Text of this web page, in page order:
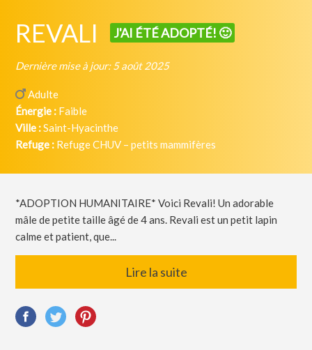
REVALI J'AI ÉTÉ ADOPTÉ! 🙂
Dernière mise à jour: 5 août 2025
Adulte
Énergie : Faible
Ville :Saint-Hyacinthe
Refuge : Refuge CHUV – petits mammifères
*ADOPTION HUMANITAIRE* Voici Revali! Un adorable
mâle de petite taille âgé de 4 ans. Revali est un petit lapin
calme et patient, que...
Lire la suite